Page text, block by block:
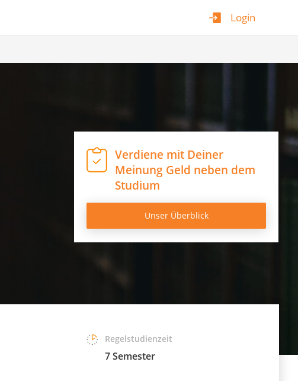
Login
Verdiene mit Deiner
Meinung Geld neben dem
Studium
Unser Überblick
Regelstudienzeit
7 Semester